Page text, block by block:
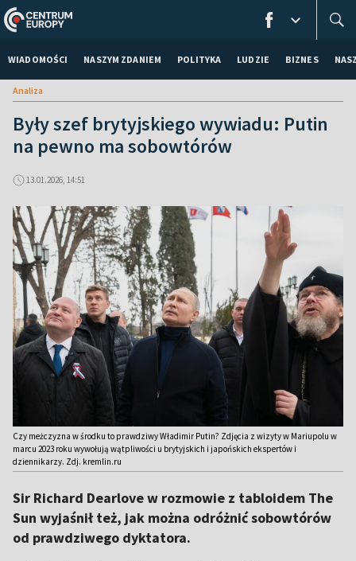
WIADOMOŚCI NASZYM ZDANIEM POLITYKA LUDZIE BIZNES
Analiza
Były szef brytyjskiego wywiadu: Putin
na pewno ma sobowtórów
13.01.2026, 14:51
Czy meżczyzna w środku to prawdziwy Władimir Putin? Zdjęcia z wizyty w Mariupolu w
marcu 2023 roku wywołują wątpliwości u brytyjskich i japońskich ekspertów i
dziennikarzy. Zdj. kremlin.ru
Sir Richard Dearlove w rozmowie z tabloidem The
Sun wyjaśnił też, jak można odróżnić sobowtórów
od prawdziwego dyktatora.